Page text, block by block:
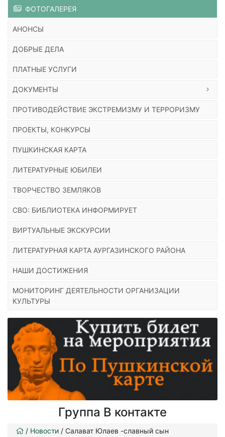
ФОТОГАЛЕРЕЯ
АНОНСЫ
ДОБРЫЕ ДЕЛА
ПЛАТНЫЕ УСЛУГИ
ДОКУМЕНТЫ
ПРОТИВОДЕЙСТВИЕ ЭКСТРЕМИЗМУ И ТЕРРОРИЗМУ
ПРОЕКТЫ, КОНКУРСЫ
ПУШКИНСКАЯ КАРТА
ЛИТЕРАТУРНЫЕ ЮБИЛЕИ
ТВОРЧЕСТВО ЗЕМЛЯКОВ
СВО: БИБЛИОТЕКА ИНФОРМИРУЕТ
ВИРТУАЛЬНЫЕ ЭКСКУРСИИ
ЛИТЕРАТУРНАЯ КАРТА АУРГАЗИНСКОГО РАЙОНА
НАШИ ДОСТИЖЕНИЯ
МОНИТОРИНГ ДЕЯТЕЛЬНОСТИ ОРГАНИЗАЦИИ
КУЛЬТУРЫ
Группа В контакте
/ Новости / Салават Юлаев -славный сын